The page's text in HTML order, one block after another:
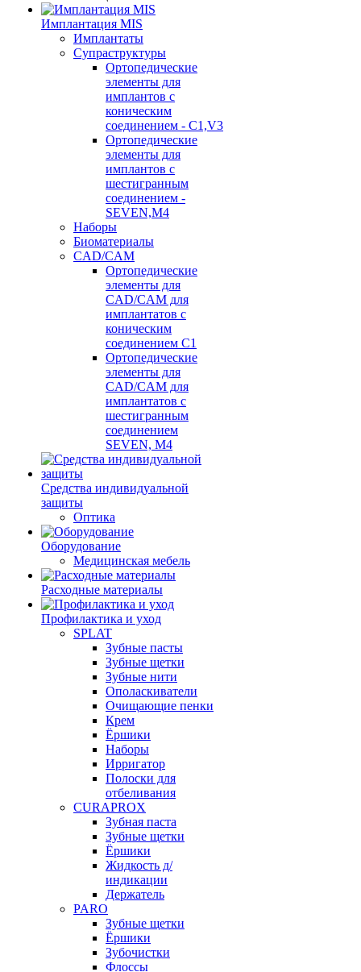
Имплантация MIS
Имплантаты
Супраструктуры
Ортопедические
элементы для
имплантов с
коническим
соединением - C1,V3
Ортопедические
элементы для
имплантов с
шестигранным
соединением -
SEVEN,M4
Наборы
Биоматериалы
CAD/CAM
Ортопедические
элементы для
CAD/CAM для
имплантатов с
коническим
соединением С1
Ортопедические
элементы для
CAD/CAM для
имплантатов с
шестигранным
соединением
SEVEN, М4
Средства индивидуальной
защиты
Оптика
Оборудование
Медицинская мебель
Расходные материалы
Профилактика и уход
SPLAT
Зубные пасты
Зубные щетки
Зубные нити
Ополаскиватели
Очищающие пенки
Крем
Ёршики
Наборы
Ирригатор
Полоски для
отбеливания
CURAPROX
Зубная паста
Зубные щетки
Ёршики
Жидкость д/
индикации
Держатель
PARO
Зубные щетки
Ёршики
Зубочистки
Флоссы